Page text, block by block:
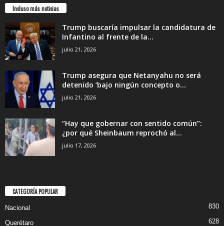
Incluso más noticias
Trump buscaría impulsar la candidatura de
Infantino al frente de la...
julio 21, 2026
Trump asegura que Netanyahu no será
detenido ‘bajo ningún concepto o...
julio 21, 2026
“Hay que gobernar con sentido común”:
¿por qué Sheinbaum reprochó al...
julio 17, 2026
CATEGORÍA POPULAR
Nacional 830
Querétaro 628